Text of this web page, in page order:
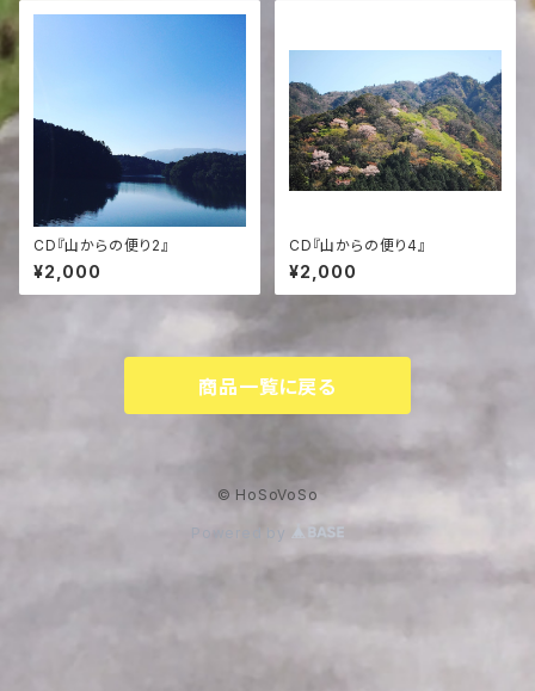
CD『山からの便り2』
¥2,000
CD『山からの便り4』
¥2,000
商品一覧に戻る
© HoSoVoSo
Powered by